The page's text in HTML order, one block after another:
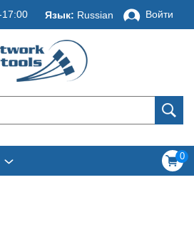
Язык: Russian Войти
0